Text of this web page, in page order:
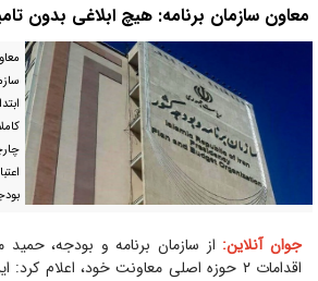
معاون سازمان برنامه: هیچ ابلاغی بدون
بودجه ۱۴۰۵ نیز
جوان آنلاین: از سازمان برنامه و بودجه،
اقدامات ۲ حوزه اصلی معاونت خود، اعلام